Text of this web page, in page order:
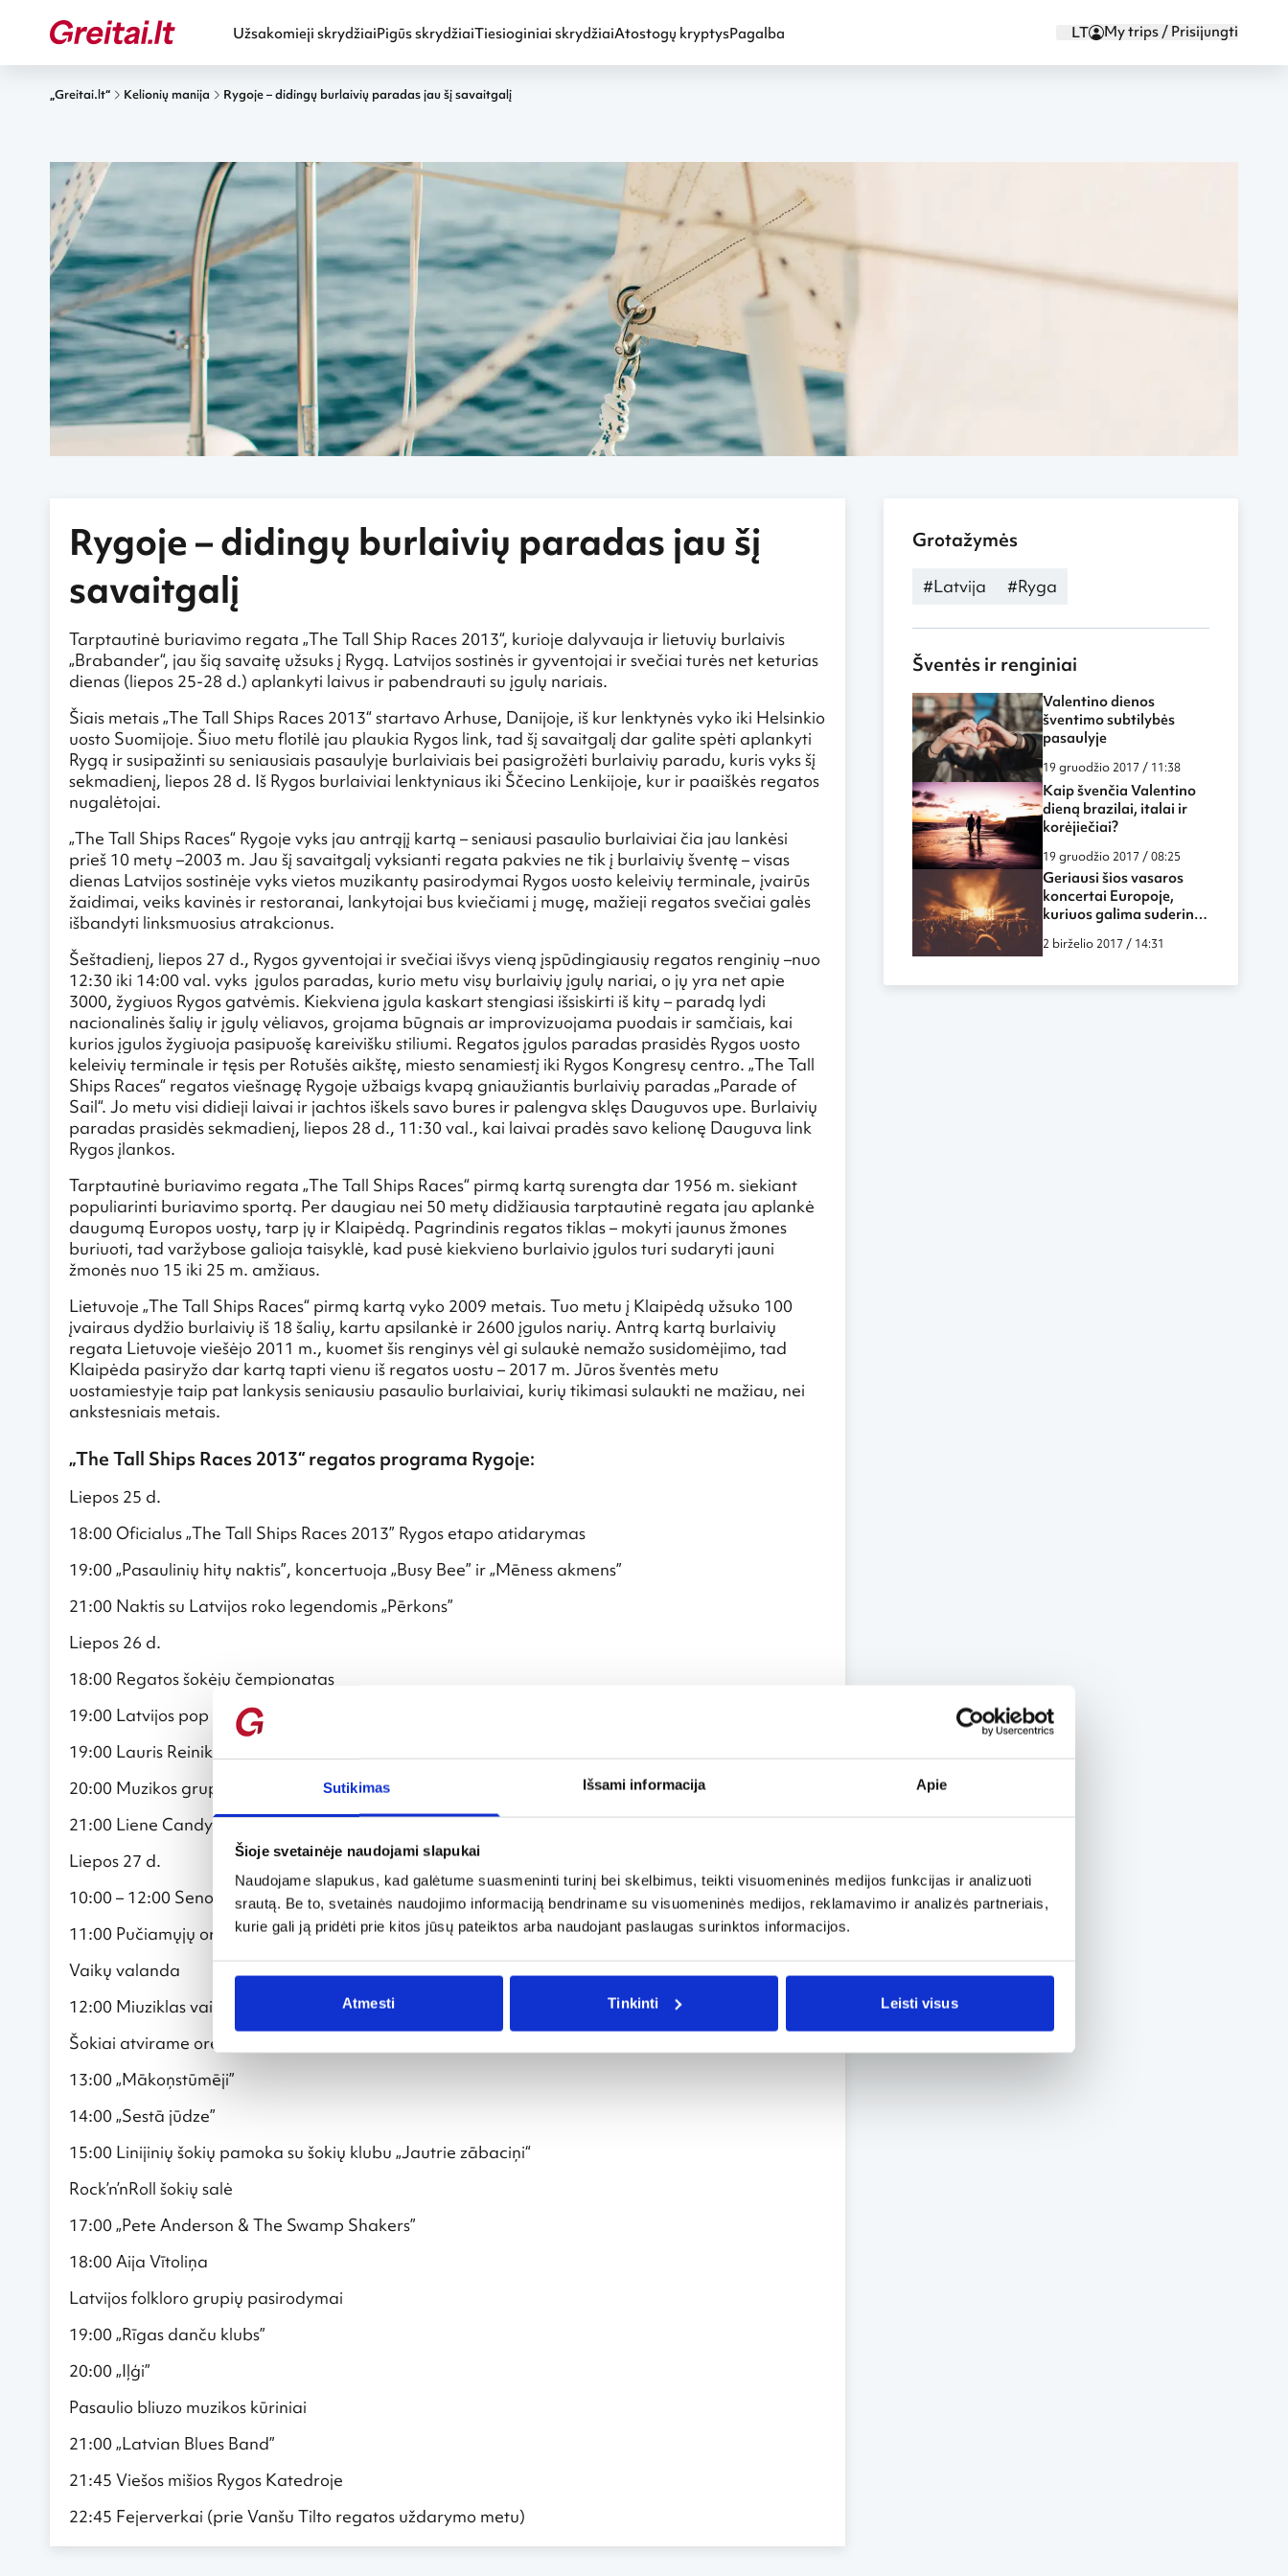
Sutikimas Išsami informacija Apie
Šioje svetainėje naudojami slapukai
Naudojame slapukus, kad galėtume suasmeninti turinį bei skelbimus, teikti visuomeninės medijos funkcijas ir analizuoti
srautą. Be to, svetainės naudojimo informaciją bendriname su visuomeninės medijos, reklamavimo ir analizės partneriais,
kurie gali ją pridėti prie kitos jūsų pateiktos arba naudojant paslaugas surinktos informacijos.
Atmesti Tinkinti Leisti visus
Užsakomieji skrydžiaiPigūs skrydžiaiTiesioginiai skrydžiaiAtostogų kryptysPagalba LT My trips / Prisijungti
„Greitai.lt“ Kelionių manija Rygoje – didingų burlaivių paradas jau šį savaitgalį
Rygoje – didingų burlaivių paradas jau šį
savaitgalį
Tarptautinė buriavimo regata „The Tall Ship Races 2013“, kurioje dalyvauja ir lietuvių burlaivis
„Brabander“, jau šią savaitę užsuks į Rygą. Latvijos sostinės ir gyventojai ir svečiai turės net keturias
dienas (liepos 25-28 d.) aplankyti laivus ir pabendrauti su įgulų nariais.
Šiais metais „The Tall Ships Races 2013“ startavo Arhuse, Danijoje, iš kur lenktynės vyko iki Helsinkio
uosto Suomijoje. Šiuo metu flotilė jau plaukia Rygos link, tad šį savaitgalį dar galite spėti aplankyti
Rygą ir susipažinti su seniausiais pasaulyje burlaiviais bei pasigrožėti burlaivių paradu, kuris vyks šį
sekmadienį, liepos 28 d. Iš Rygos burlaiviai lenktyniaus iki Ščecino Lenkijoje, kur ir paaiškės regatos
nugalėtojai.
„The Tall Ships Races“ Rygoje vyks jau antrąjį kartą – seniausi pasaulio burlaiviai čia jau lankėsi
prieš 10 metų –2003 m. Jau šį savaitgalį vyksianti regata pakvies ne tik į burlaivių šventę – visas
dienas Latvijos sostinėje vyks vietos muzikantų pasirodymai Rygos uosto keleivių terminale, įvairūs
žaidimai, veiks kavinės ir restoranai, lankytojai bus kviečiami į mugę, mažieji regatos svečiai galės
išbandyti linksmuosius atrakcionus.
Šeštadienį, liepos 27 d., Rygos gyventojai ir svečiai išvys vieną įspūdingiausių regatos renginių –nuo
12:30 iki 14:00 val. vyks įgulos paradas, kurio metu visų burlaivių įgulų nariai, o jų yra net apie
3000, žygiuos Rygos gatvėmis. Kiekviena įgula kaskart stengiasi išsiskirti iš kitų – paradą lydi
nacionalinės šalių ir įgulų vėliavos, grojama būgnais ar improvizuojama puodais ir samčiais, kai
kurios įgulos žygiuoja pasipuošę kareivišku stiliumi. Regatos įgulos paradas prasidės Rygos uosto
keleivių terminale ir tęsis per Rotušės aikštę, miesto senamiestį iki Rygos Kongresų centro. „The Tall
Ships Races“ regatos viešnagę Rygoje užbaigs kvapą gniaužiantis burlaivių paradas „Parade of
Sail“. Jo metu visi didieji laivai ir jachtos iškels savo bures ir palengva sklęs Dauguvos upe. Burlaivių
paradas prasidės sekmadienį, liepos 28 d., 11:30 val., kai laivai pradės savo kelionę Dauguva link
Rygos įlankos.
Tarptautinė buriavimo regata „The Tall Ships Races“ pirmą kartą surengta dar 1956 m. siekiant
populiarinti buriavimo sportą. Per daugiau nei 50 metų didžiausia tarptautinė regata jau aplankė
daugumą Europos uostų, tarp jų ir Klaipėdą. Pagrindinis regatos tiklas – mokyti jaunus žmones
buriuoti, tad varžybose galioja taisyklė, kad pusė kiekvieno burlaivio įgulos turi sudaryti jauni
žmonės nuo 15 iki 25 m. amžiaus.
Lietuvoje „The Tall Ships Races“ pirmą kartą vyko 2009 metais. Tuo metu į Klaipėdą užsuko 100
įvairaus dydžio burlaivių iš 18 šalių, kartu apsilankė ir 2600 įgulos narių. Antrą kartą burlaivių
regata Lietuvoje viešėjo 2011 m., kuomet šis renginys vėl gi sulaukė nemažo susidomėjimo, tad
Klaipėda pasiryžo dar kartą tapti vienu iš regatos uostu – 2017 m. Jūros šventės metu
uostamiestyje taip pat lankysis seniausiu pasaulio burlaiviai, kurių tikimasi sulaukti ne mažiau, nei
ankstesniais metais.
„The Tall Ships Races 2013“ regatos programa Rygoje:
Liepos 25 d.
18:00 Oficialus „The Tall Ships Races 2013” Rygos etapo atidarymas
19:00 „Pasaulinių hitų naktis”, koncertuoja „Busy Bee” ir „Mēness akmens”
21:00 Naktis su Latvijos roko legendomis „Pērkons”
Liepos 26 d.
18:00 Regatos šokėjų čempionatas
19:00 Latvijos pop žvaigždžių paradas
19:00 Lauris Reiniks
20:00 Muzikos grupė „Musiqq”
21:00 Liene Candy
Liepos 27 d.
10:00 – 12:00 Senovinių automobilių paradas
11:00 Pučiamųjų orkestras „Auseklītis“
Vaikų valanda
12:00 Miuziklas vaikams „Diegabundža“
Šokiai atvirame ore
13:00 „Mākoņstūmēji”
14:00 „Sestā jūdze”
15:00 Linijinių šokių pamoka su šokių klubu „Jautrie zābaciņi“
Rock’n’nRoll šokių salė
17:00 „Pete Anderson & The Swamp Shakers”
18:00 Aija Vītoliņa
Latvijos folkloro grupių pasirodymai
19:00 „Rīgas danču klubs”
20:00 „Iļģi”
Pasaulio bliuzo muzikos kūriniai
21:00 „Latvian Blues Band”
21:45 Viešos mišios Rygos Katedroje
22:45 Fejerverkai (prie Vanšu Tilto regatos uždarymo metu)
Grotažymės
#Latvija #Ryga
Šventės ir renginiai
Valentino dienos
šventimo subtilybės
pasaulyje
19 gruodžio 2017 / 11:38
Kaip švenčia Valentino
dieną brazilai, italai ir
korėjiečiai?
19 gruodžio 2017 / 08:25
Geriausi šios vasaros
koncertai Europoje,
kuriuos galima suderinti
2 birželio 2017 / 14:31